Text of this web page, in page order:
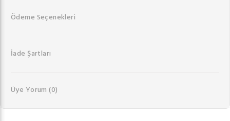
Ödeme Seçenekleri
İade Şartları
Üye Yorum(0)